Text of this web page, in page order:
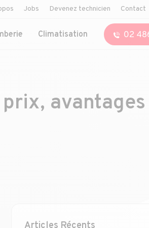
Jobs Devenez technicien Contact
Climatisation 02